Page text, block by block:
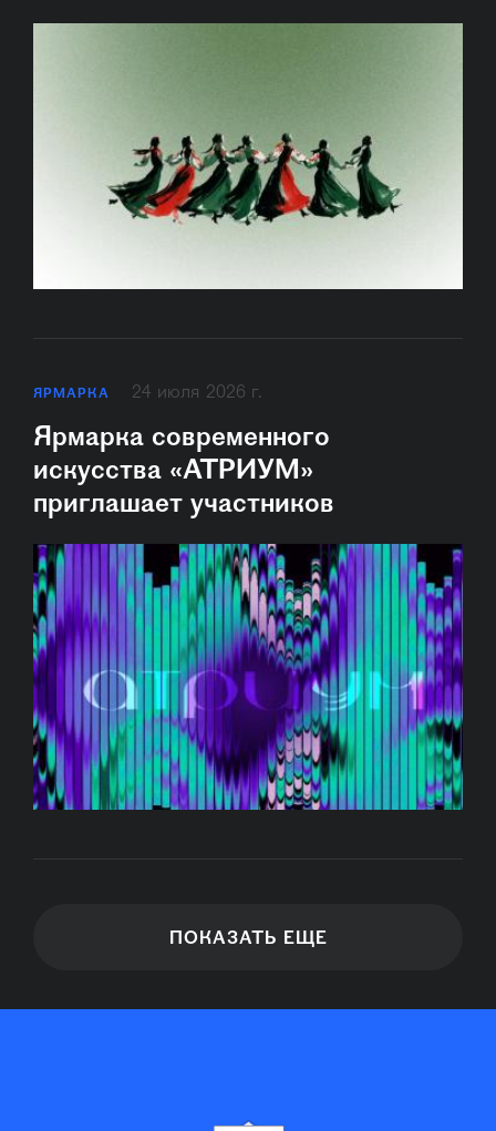
ЯРМАРКА 24 июля 2026 г.
Ярмарка современного
искусства «АТРИУМ»
приглашает участников
ПОКАЗАТЬ ЕЩЕ